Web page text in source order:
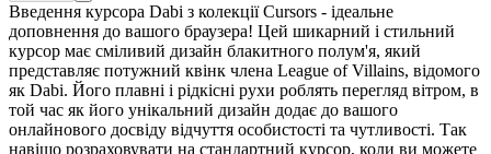
Введення курсора Dabi з колекції Cursors - ідеальне
доповнення до вашого браузера! Цей шикарний і стильний
курсор має сміливий дизайн блакитного полум'я, який
представляє потужний квінк члена League of Villains, відомого
як Dabi. Його плавні і рідкісні рухи роблять перегляд вітром, в
той час як його унікальний дизайн додає до вашого
онлайнового досвіду відчуття особистості та чутливості. Так
навіщо розраховувати на стандартний курсор, коли ви можете